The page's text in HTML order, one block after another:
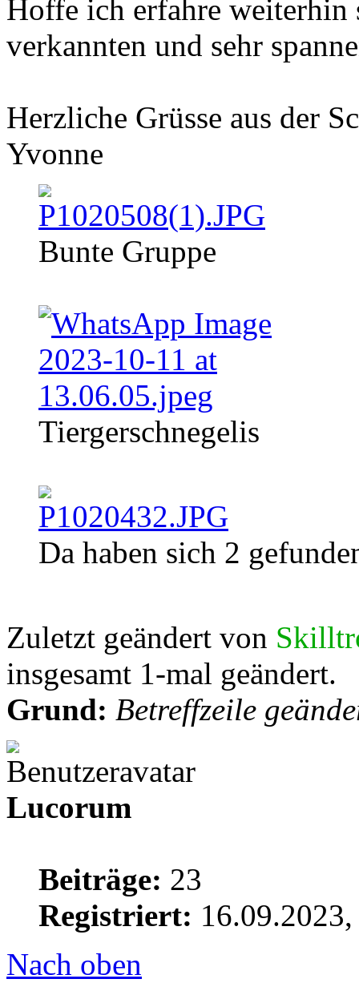
Hoffe ich erfahre weiterhin
verkannten und sehr
Herzliche Grüsse aus der
Yvonne
Bunte Gruppe
Tiergerschnegelis
Da haben sich 2
Zuletzt geändert von
insgesamt 1-mal geändert.
Grund: Betreffzeile
Lucorum
Beiträge: 23
Registriert:
Nach oben